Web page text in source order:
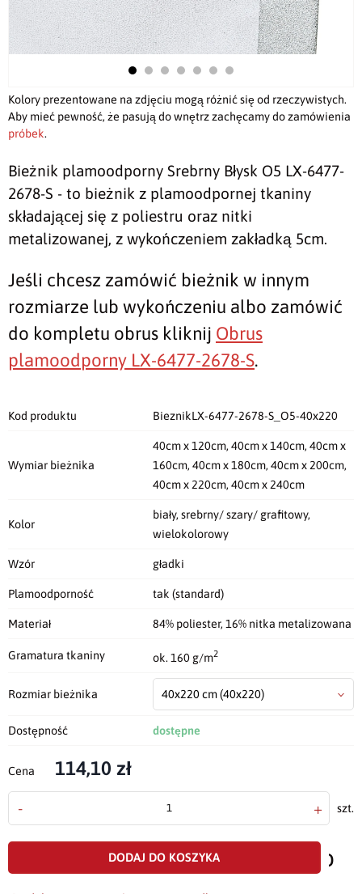
Kolory prezentowane na zdjęciu mogą różnić się od rzeczywistych.
Aby mieć pewność, że pasują do wnętrz zachęcamy do zamówienia
próbek.
Bieżnik plamoodporny Srebrny Błysk O5 LX-6477-
2678-S - to bieżnik z plamoodpornej tkaniny
składającej się z poliestru oraz nitki
metalizowanej, z wykończeniem zakładką 5cm.
Jeśli chcesz zamówić bieżnik w innym
rozmiarze lub wykończeniu albo zamówić
do kompletu obrus kliknij Obrus
plamoodporny LX-6477-2678-S.
Kod produktu BieznikLX-6477-2678-S_O5-40x220
Wymiar bieżnika
40cm x 120cm, 40cm x 140cm, 40cm x
160cm, 40cm x 180cm, 40cm x 200cm,
40cm x 220cm, 40cm x 240cm
Kolor
biały, srebrny/ szary/ grafitowy,
wielokolorowy
Wzór gładki
Plamoodporność tak (standard)
Materiał 84% poliester, 16% nitka metalizowana
Gramatura tkaniny ok. 160 g/m2
Rozmiar bieżnika 40x220 cm(40x220)
Dostępność dostępne
Cena 114,10 zł
- + szt.
DODAJ DO KOSZYKA
do